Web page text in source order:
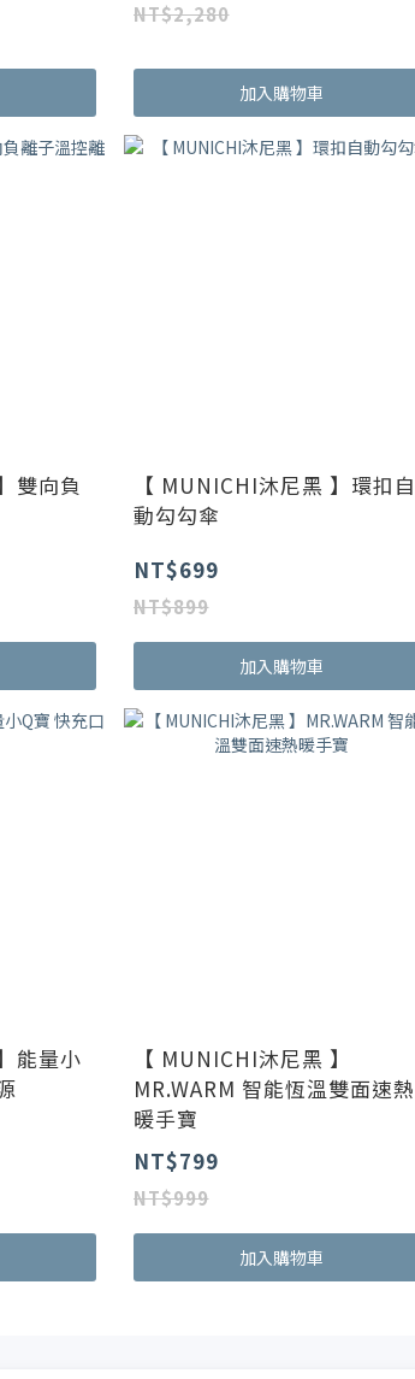
NT$2,280
加入購物車
雙向負
【 MUNICHI沐尼黑 】環扣自
動勾勾傘
NT$699
NT$899
加入購物車
能量小
【 MUNICHI沐尼黑 】
MR.WARM 智能恆溫雙面速熱
暖手寶
NT$799
NT$999
加入購物車